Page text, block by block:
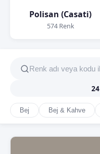
Polisan (Casati)
574 Renk
24
Bej Bej & Kahve